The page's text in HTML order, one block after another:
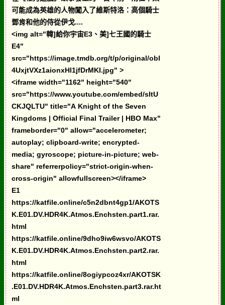
可能成為英雄的人物闖入了維斯特洛：高個騎士
鄧肯和他的侍從伊戈....
<img alt="韓]給你宇宙E3、美]七王國的騎士
E4"
src="https://image.tmdb.org/t/p/original/obI
4UxjtVXz1aionxHl1jfDrMKI.jpg" >
<iframe width="1162" height="540"
src="https://www.youtube.com/embed/sItU
CKJQLTU" title="A Knight of the Seven
Kingdoms | Official Final Trailer | HBO Max"
frameborder="0" allow="accelerometer;
autoplay; clipboard-write; encrypted-
media; gyroscope; picture-in-picture; web-
share" referrerpolicy="strict-origin-when-
cross-origin" allowfullscreen></iframe>
E1
https://katfile.online/c5n2dbnt4gp1/AKOTS
K.E01.DV.HDR4K.Atmos.Enchsten.part1.rar.
html
https://katfile.online/9dho9iw6wsvo/AKOTS
K.E01.DV.HDR4K.Atmos.Enchsten.part2.rar.
html
https://katfile.online/8ogiypcoz4xr/AKOTSK
.E01.DV.HDR4K.Atmos.Enchsten.part3.rar.ht
ml